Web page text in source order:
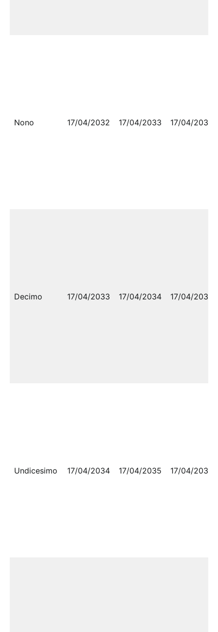
Nono 17/04/2032 17/04/2033 17/04/2033
Decimo 17/04/2033 17/04/2034 17/04/2034
Undicesimo 17/04/2034 17/04/2035 17/04/2035